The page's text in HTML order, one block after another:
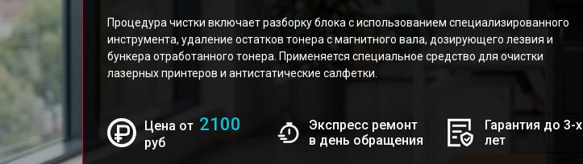
Процедура чистки включает разборку блока с использованием специализированного
инструмента, удаление остатков тонера с магнитного вала, дозирующего лезвия и
бункера отработанного тонера. Применяется специальное средство для очистки
лазерных принтеров и антистатические салфетки.
Цена от 2100
руб
Экспресс ремонт
в день обращения
Гарантия до 3-х
лет